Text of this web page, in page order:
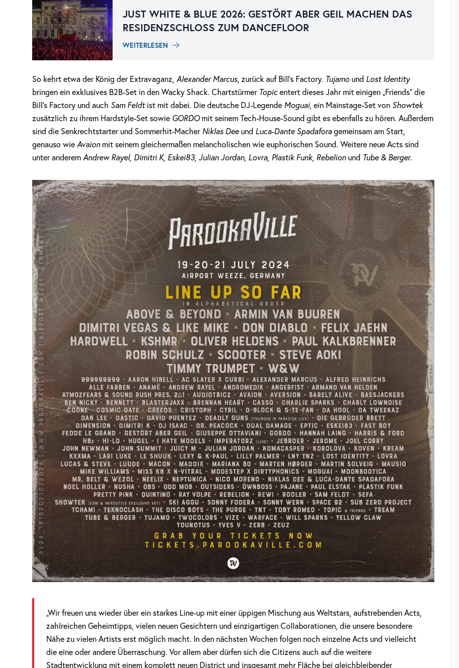
JUST WHITE & BLUE 2026: GESTÖRT ABER GEIL MACHEN DAS
RESIDENZSCHLOSS ZUM DANCEFLOOR
WEITERLESEN
So kehrt etwa der König der Extravaganz, Alexander Marcus, zurück auf Bill’s Factory. Tujamo und Lost Identity
bringen ein exklusives B2B-Set in den Wacky Shack. Chartstürmer Topicentert dieses Jahr mit einigen „Friends“ die
Bill’s Factory und auch Sam Feldtist mit dabei. Die deutsche DJ-Legende Moguai, ein Mainstage-Set von Showtek
zusätzlich zu ihrem Hardstyle-Set sowie GORDO mit seinem Tech-House-Sound gibt es ebenfalls zu hören. Außerdem
sind die Senkrechtstarter und Sommerhit-Macher Niklas Deeund Luca-Dante Spadafora gemeinsam am Start,
genauso wie Avaion mit seinem gleichermaßen melancholischen wie euphorischen Sound. Weitere neue Acts sind
unter anderem Andrew Rayel, Dimitri K, Eskei83, Julian Jordan, Lovra, Plastik Funk, Rebelionund Tube & Berger.
„Wir freuen uns wieder über ein starkes Line-up mit einer üppigen Mischung aus Weltstars, aufstrebenden Acts,
zahlreichen Geheimtipps, vielen neuen Gesichtern und einzigartigen Collaborationen, die unsere besondere
Nähe zu vielen Artists erst möglich macht. In den nächsten Wochen folgen noch einzelne Acts und vielleicht
die eine oder andere Überraschung. Vor allem aber dürfen sich die Citizens auch auf die weitere
Stadtentwicklung mit einem komplett neuen District und insgesamt mehr Fläche bei gleichbleibender